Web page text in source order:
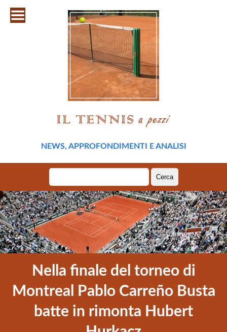
NEWS, APPROFONDIMENTI E ANALISI
per:
Nella finale del torneo di
Montreal Pablo Carreño Busta
batte in rimonta Hubert